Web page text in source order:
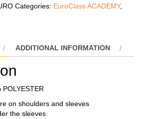
Categories: EuroClass ACADEMY,
ADDITIONAL INFORMATION
POLYESTER
on shoulders and sleeves
the sleeves